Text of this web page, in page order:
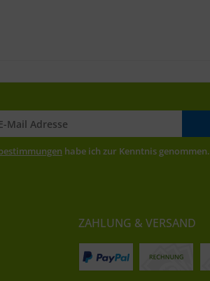
habe ich zur Kenntnis genommen.
ZAHLUNG & VERSAND